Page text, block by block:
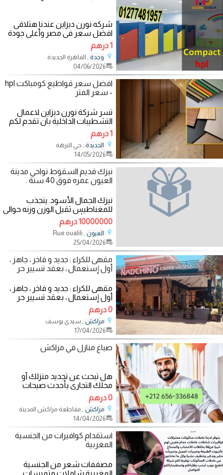
شركه نورن ديزاين عندنا هتلاقى
افضل سعر فى مصر وأعلى جودة
الحق معانا عروضا الجديدة لفترة
محدودة
1 درهم
وجدة , القاهرة الجديدة
04/06/2026
افضل سعر قواطيع كومباكت hpl
- سعر المتر
تسر شركة نورن ديزاين لاعمال
التشطيبات الداخلية بان تقدم لكم
الاكسسوارات 304
1 درهم
الجديدة , حي النزهة
14/05/2026
نيزك قديم السقوط نواحي مدينة
العيون عمره فوق 40 سنة .
نيزك الجمال الأسود. ينجذب
للمغناطيس ثقيل الوزن وزنه حوالي
،2kg وزنه أكبر من حجمه ،له قيمة
علمية
10000000 درهم
العيون , Rue oualili
25/04/2026
مقهى للكراء : جديد و فاخر ، جاهز ،
أول إستعمال ، بعقد تسيير حر
مقهى للكراء : جديد و فاخر ، جاهز ،
أول إستعمال ، بعقد تسيير حر
فقط الموقع إستراتيجي و ممتاز ،
شوكة
0 درهم
مراكش , سيدي يوسف
17/04/2026
صباغ منازل في مراكش
هل تبحث عن تجديد منزلك أو
محلك التجاري بأحدث صيحات
الموضة في عالم الصباغة؟ نحن
نقدم لكم خدمة صباغة
0 درهم
مراكش , مقاطعة مراكش المدينة
14/04/2026
استقدام كوافيرات من الجنسية
المغربية
مصففات شعر من الجنسية
المغربية شاملات متمرسات